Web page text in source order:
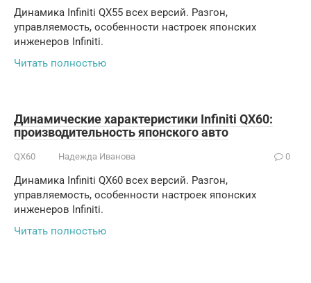
Динамика Infiniti QX55 всех версий. Разгон,
управляемость, особенности настроек японских
инженеров Infiniti.
Читать полностью
Динамические характеристики Infiniti QX60:
производительность японского авто
QX60 Надежда Иванова 0
Динамика Infiniti QX60 всех версий. Разгон,
управляемость, особенности настроек японских
инженеров Infiniti.
Читать полностью